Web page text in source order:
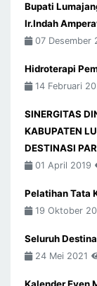
Bupati
Ir.Indah
07 Desember
Hidroterapi
14 Februari
SINERGITAS
KABUPATEN
DESTINASI
01 April 2019
Pelatihan Tata
19 Oktober
Seluruh
24 Mei 2021